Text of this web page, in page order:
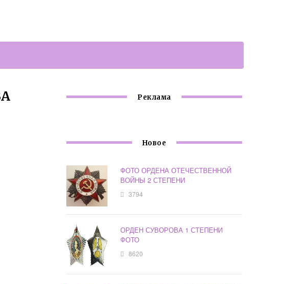
Реклама
Новое
ФОТО ОРДЕНА ОТЕЧЕСТВЕННОЙ
ВОЙНЫ 2 СТЕПЕНИ
3794
ОРДЕН СУВОРОВА 1 СТЕПЕНИ
ФОТО
8620